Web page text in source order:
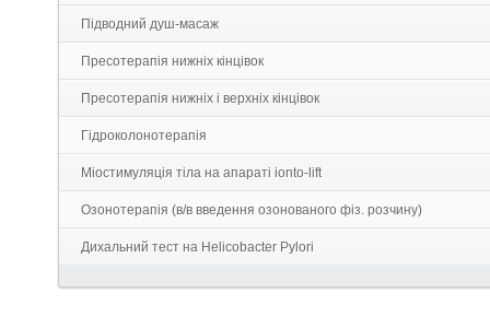
Підводний душ-масаж
Пресотерапія нижніх кінцівок
Пресотерапія нижніх і верхніх кінцівок
Гідроколонотерапія
Міостимуляція тіла на апараті ionto-lift
Озонотерапія (в/в введення озонованого фіз. розчину)
Дихальний тест на Helicobacter Pylori